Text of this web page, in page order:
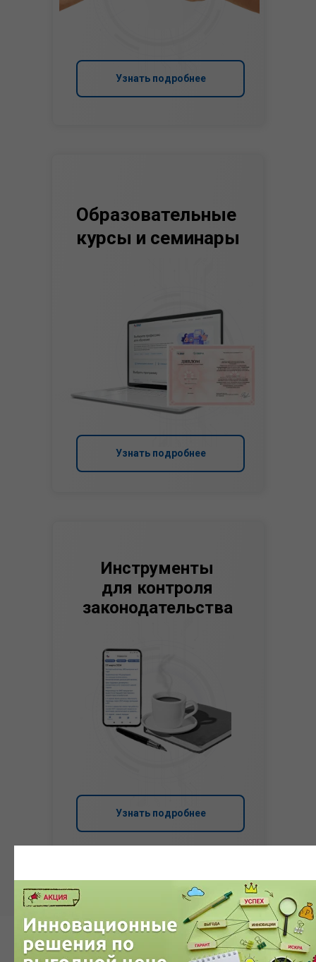
Узнать подробнее
Узнать подробнее
Инструменты
для контроля
законодательства
Узнать подробнее
Образовательные
курсы и семинары